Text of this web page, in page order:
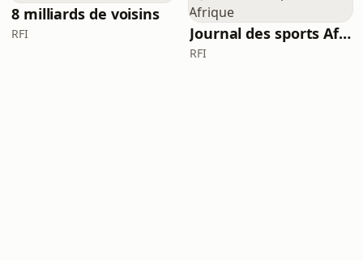
8 milliards de voisins
RFI Journal des sports Afrique
RFI